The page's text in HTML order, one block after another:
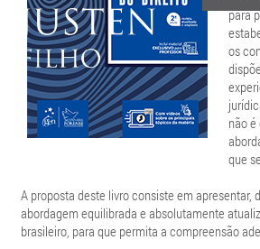
para
os
não
que
A proposta deste livro consiste em apresentar,
abordagem equilibrada e absolutamente
brasileiro, para que permita a compreensão